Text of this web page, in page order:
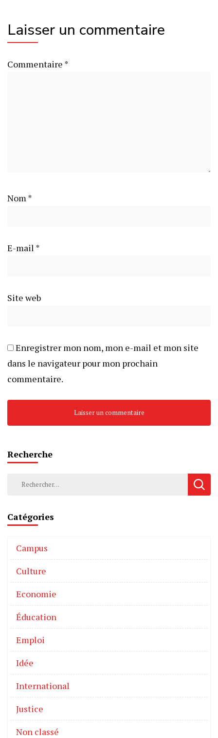
Laisser un commentaire
Commentaire *
Nom *
E-mail *
Site web
Enregistrer mon nom, mon e-mail et mon site
dans le navigateur pour mon prochain
commentaire.
Recherche
Catégories
Campus
Culture
Economie
Éducation
Emploi
Idée
International
Justice
Non classé